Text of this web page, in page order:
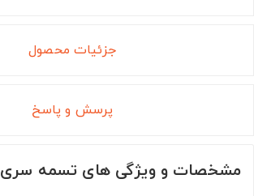
جزئیات محصول
پرسش و پاسخ
مشخصات و ویژگی های تسمه سری A